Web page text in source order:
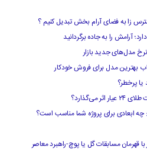
زا به فضای آرام بخش تبدیل کنیم ؟
آرامش را به جاده برگردانید
مدل‌های جدید بازار
بهترین مدل برای فروش خودکار
پرخطر؟
می‌گذارد؟
چه ابعادی برای پروژه شما مناسب است؟
قهرمان مسابقات گل یا پوچ-راهبرد معاصر